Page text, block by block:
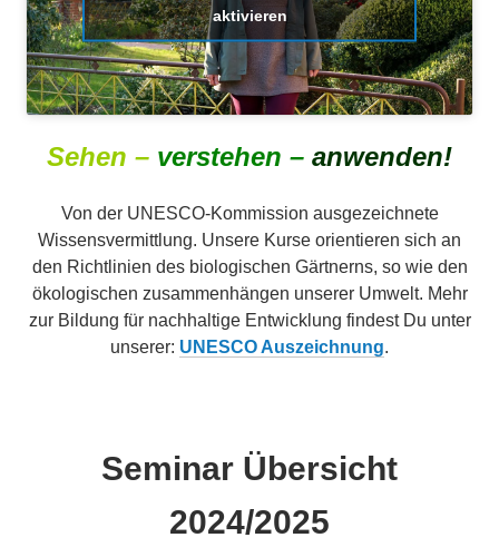
aktivieren
Sehen – verstehen – anwenden!
Von der UNESCO-Kommission ausgezeichnete
Wissensvermittlung. Unsere Kurse orientieren sich an
den Richtlinien des biologischen Gärtnerns, so wie den
ökologischen zusammenhängen unserer Umwelt. Mehr
zur Bildung für nachhaltige Entwicklung findest Du unter
unserer: UNESCO Auszeichnung.
Seminar Übersicht
2024/2025